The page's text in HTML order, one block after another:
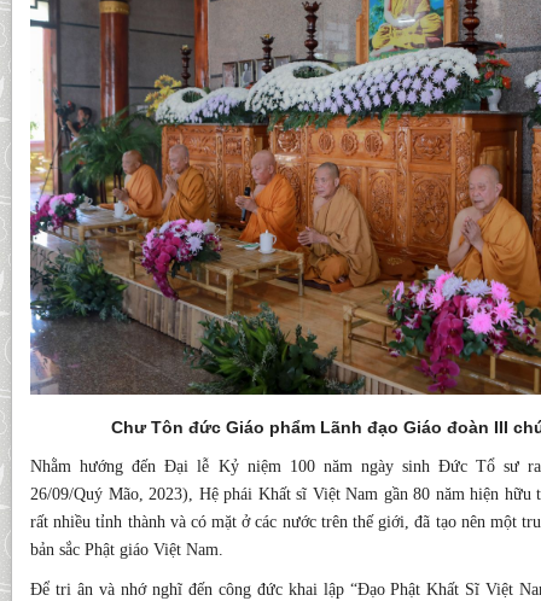
Chư Tôn đức Giáo phẩm Lãnh đạo Giáo đoàn III
Nhằm hướng đến Đại lễ Kỷ niệm 100 năm ngày sinh Đức Tổ sư
26/09/Quý Mão, 2023), Hệ phái Khất sĩ Việt Nam gần 80 năm hiện hữu
rất nhiều tỉnh thành và có mặt ở các nước trên thế giới, đã tạo nên một
bản sắc Phật giáo Việt Nam.
Để tri ân và nhớ nghĩ đến công đức khai lập “Đạo Phật Khất Sĩ Việt